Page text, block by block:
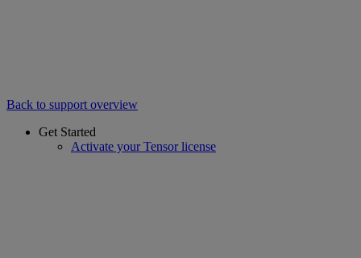
Back to support overview
Get Started
Activate your Tensor license